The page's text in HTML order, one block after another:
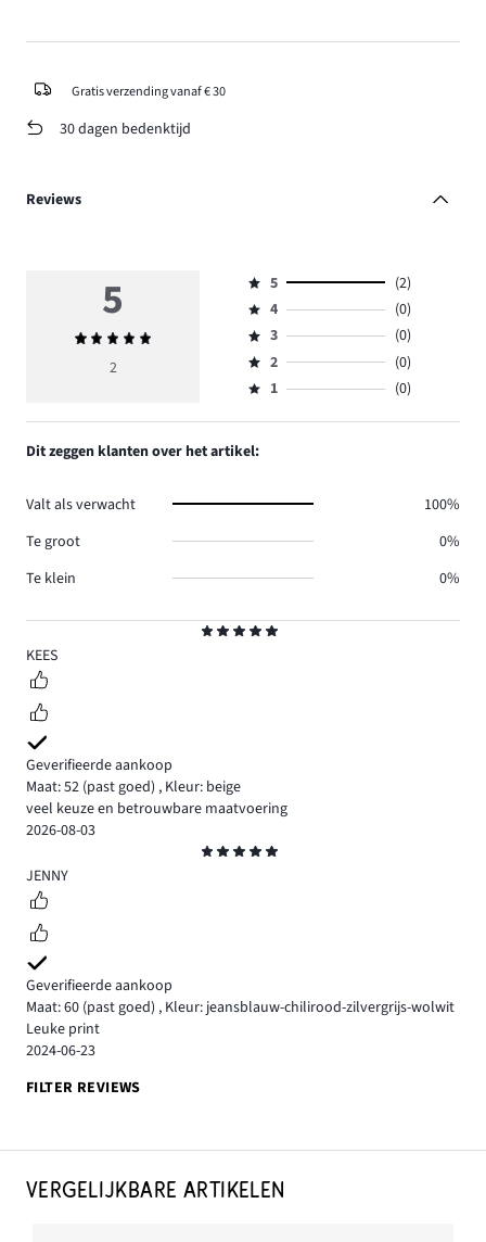
Gratis verzending vanaf € 30
30 dagen bedenktijd
Reviews
5
KEES
Geverifieerde aankoop
Maat: 52 (past goed) , Kleur: beige
veel keuze en betrouwbare maatvoering
2026-08-03
5
JENNY
Geverifieerde aankoop
Maat: 60 (past goed) , Kleur: jeansblauw-chilirood-zilvergrijs-wolwit
Leuke print
2024-06-23
FILTER REVIEWS
5
Gemiddelde
beoordeling
2
Beoordeling
5,
aantal
reviews
2.
5
(2)
Beoordeling
4,
aantal
reviews
4
(0)
Beoordeling
3,
aantal
3
(0)
Beoordeling
2,
0.
2
(0)
Beoordeling
1,
aantal
reviews
1 (0)
Dit zeggen klanten over het artikel:
Valt als verwacht
100%
Te groot
0%
Te klein
0%
VERGELIJKBARE ARTIKELEN